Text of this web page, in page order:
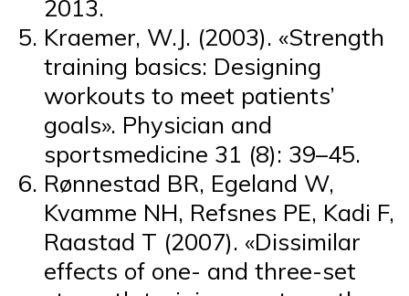
2013.
Kraemer, W.J. (2003). «Strength
training basics: Designing
workouts to meet patients’
goals». Physician and
sportsmedicine 31 (8): 39–45.
Rønnestad BR, Egeland W,
Kvamme NH, Refsnes PE, Kadi F,
Raastad T (2007). «Dissimilar
effects of one- and three-set